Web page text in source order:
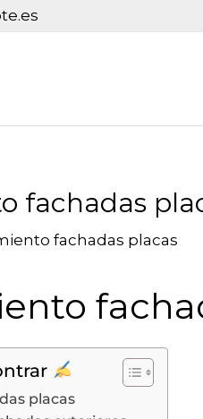
fachadas
fachadas placas
placas